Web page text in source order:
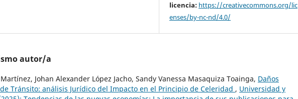
licencia: https://creativecommons.org/lic
enses/by-nc-nd/4.0/
autor/a
Johan Alexander López Jacho, Sandy Vanessa Masaquiza Toainga, Daños
Tránsito: análisis Jurídico del Impacto en el Principio de Celeridad , Universidad y